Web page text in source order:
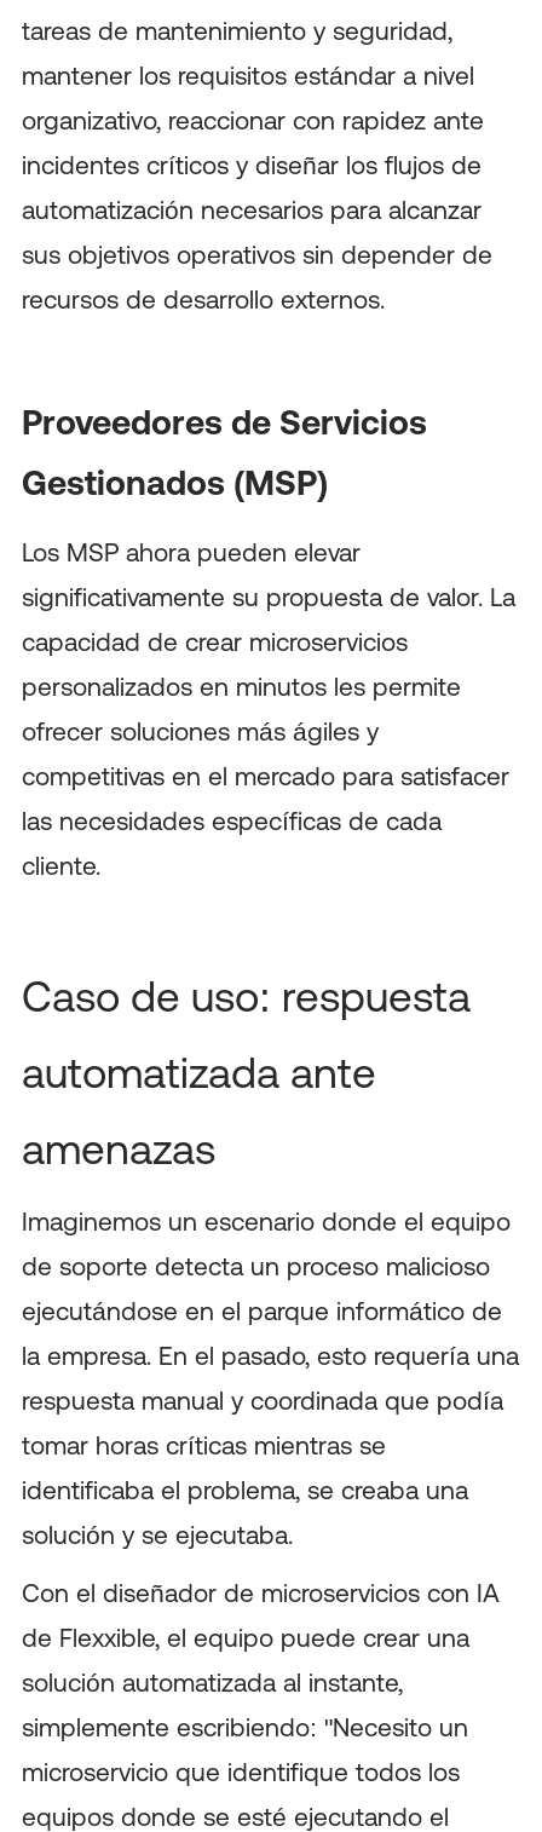
tareas de mantenimiento y seguridad,
mantener los requisitos estándar a nivel
organizativo, reaccionar con rapidez ante
incidentes críticos y diseñar los flujos de
automatización necesarios para alcanzar
sus objetivos operativos sin depender de
recursos de desarrollo externos.
Proveedores de Servicios
Gestionados (MSP)
Los MSP ahora pueden elevar
significativamente su propuesta de valor. La
capacidad de crear microservicios
personalizados en minutos les permite
ofrecer soluciones más ágiles y
competitivas en el mercado para satisfacer
las necesidades específicas de cada
cliente.
Caso de uso: respuesta
automatizada ante
amenazas
Imaginemos un escenario donde el equipo
de soporte detecta un proceso malicioso
ejecutándose en el parque informático de
la empresa. En el pasado, esto requería una
respuesta manual y coordinada que podía
tomar horas críticas mientras se
identificaba el problema, se creaba una
solución y se ejecutaba.
Con el diseñador de microservicios con IA
de Flexxible, el equipo puede crear una
solución automatizada al instante,
simplemente escribiendo: "Necesito un
microservicio que identifique todos los
equipos donde se esté ejecutando el